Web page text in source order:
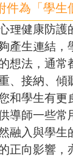
件為「學生
理健康防護
產生連結，
想法，通常
、接納、傾
和學生有更
導師一些常
融入與學生
正向影響，